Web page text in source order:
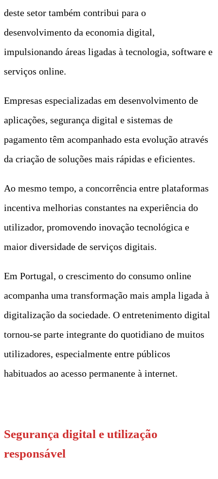
deste setor também contribui para o
desenvolvimento da economia digital,
impulsionando áreas ligadas à tecnologia, software e
serviços online.
Empresas especializadas em desenvolvimento de
aplicações, segurança digital e sistemas de
pagamento têm acompanhado esta evolução através
da criação de soluções mais rápidas e eficientes.
Ao mesmo tempo, a concorrência entre plataformas
incentiva melhorias constantes na experiência do
utilizador, promovendo inovação tecnológica e
maior diversidade de serviços digitais.
Em Portugal, o crescimento do consumo online
acompanha uma transformação mais ampla ligada à
digitalização da sociedade. O entretenimento digital
tornou-se parte integrante do quotidiano de muitos
utilizadores, especialmente entre públicos
habituados ao acesso permanente à internet.
Segurança digital e utilização
responsável